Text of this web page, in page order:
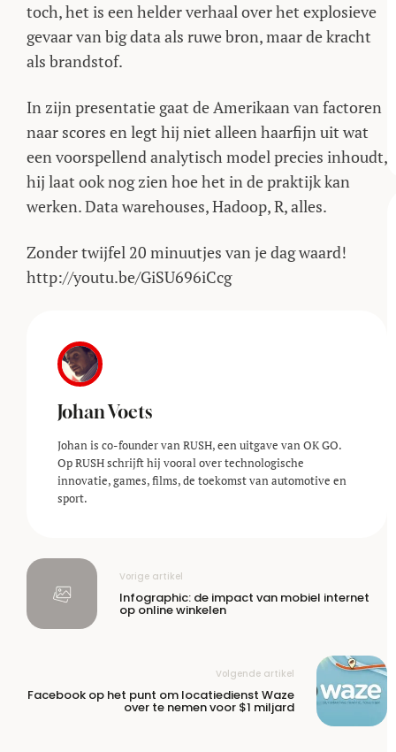
toch, het is een helder verhaal over het explosieve
gevaar van big data als ruwe bron, maar de kracht
als brandstof.
In zijn presentatie gaat de Amerikaan van factoren
naar scores en legt hij niet alleen haarfijn uit wat
een voorspellend analytisch model precies inhoudt,
hij laat ook nog zien hoe het in de praktijk kan
werken. Data warehouses, Hadoop, R, alles.
Zonder twijfel 20 minuutjes van je dag waard!
http://youtu.be/GiSU696iCcg
Johan Voets
Johan is co-founder van RUSH, een uitgave van OK GO.
Op RUSH schrijft hij vooral over technologische
innovatie, games, films, de toekomst van automotive en
sport.
Vorige artikel
Infographic: de impact van mobiel internet
op online winkelen
Volgende artikel
Facebook op het punt om locatiedienst Waze
over te nemen voor $1 miljard